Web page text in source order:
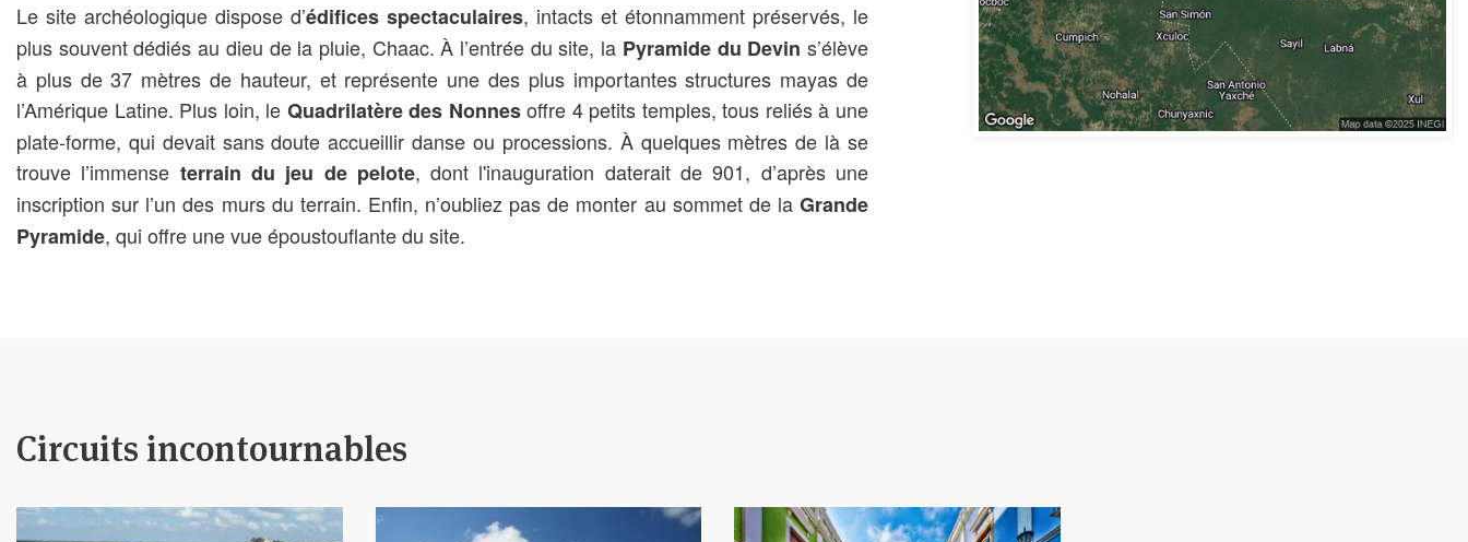
Le site archéologique dispose d’édifices spectaculaires, intacts et étonnamment préservés, le
plus souvent dédiés au dieu de la pluie, Chaac. À l’entrée du site, la Pyramide du Devin s’élève
à plus de 37 mètres de hauteur, et représente une des plus importantes structures mayas de
l’Amérique Latine. Plus loin, le Quadrilatère des Nonnesoffre 4 petits temples, tous reliés à une
plate-forme, qui devait sans doute accueillir danse ou processions. À quelques mètres de là se
trouve l’immense terrain du jeu de pelote, dont l'inauguration daterait de 901, d’après une
inscription sur l’un des murs du terrain. Enfin, n’oubliez pas de monter au sommet de la Grande
Pyramide, qui offre une vue époustouflante du site.
Circuits incontournables